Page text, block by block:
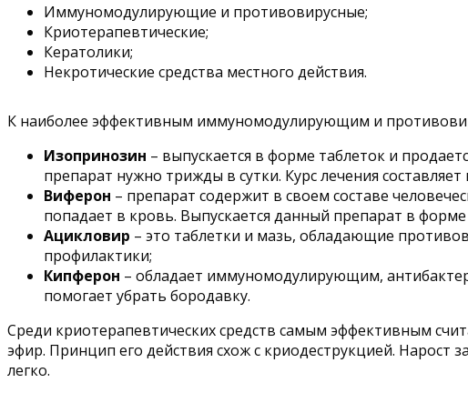
Иммуномодулирующие и противовирусные;
Криотерапевтические;
Кератолики;
Некротические средства местного действия.
К наиболее эффективным иммуномодулирующим и
Изопринозин – выпускается в форме таблеток и
препарат нужно трижды в сутки. Курс лечения составляет
Виферон – препарат содержит в своем составе
попадает в кровь. Выпускается данный препарат в форме
Ацикловир – это таблетки и мазь, обладающие
профилактики;
Кипферон – обладает иммуномодулирующим,
помогает убрать бородавку.
Среди криотерапевтических средств самым эффективным
эфир. Принцип его действия схож с криодеструкцией.
легко.